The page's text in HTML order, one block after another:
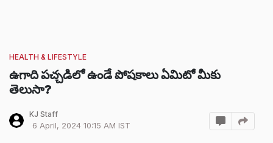
HEALTH & LIFESTYLE
ఉగాది పచ్చడిలో ఉండే పోషకాలు ఏమిటో మీకు
తెలుసా?
KJ Staff
6 April, 2024 10:15 AM IST